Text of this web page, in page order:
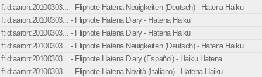
f:id:aaron:20100303... - Flipnote Hatena Neuigkeiten (Deutsch) - Hatena Haiku
f:id:aaron:20100303... - Flipnote Hatena Diary - Hatena Haiku
f:id:aaron:20100303... - Flipnote Hatena Diary - Hatena Haiku
f:id:aaron:20100303... - Flipnote Hatena Neuigkeiten (Deutsch) - Hatena Haiku
f:id:aaron:20100303... - Flipnote Hatena Diary (Español) - Haiku Hatena
f:id:aaron:20100303... - Flipnote Hatena Novità (Italiano) - Hatena Haiku